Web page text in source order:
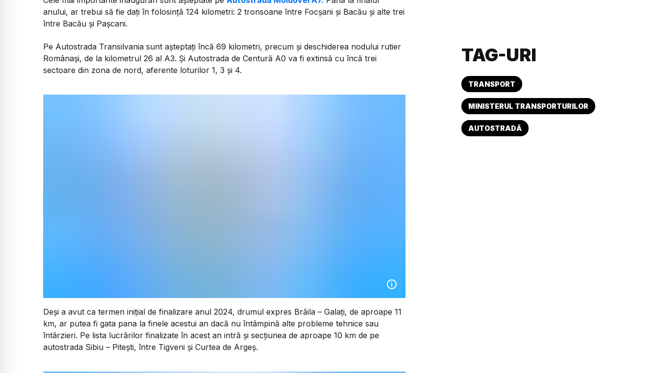
anului, ar trebui să fie dați în folosință 124 kilometri: 2 tronsoane între Focșani și Bacău și alte trei
între Bacău și Pașcani.
Pe Autostrada Transilvania sunt așteptați încă 69 kilometri, precum și deschiderea nodului rutier
Românași, de la kilometrul 26 al A3. Și Autostrada de Centură A0 va fi extinsă cu încă trei
sectoare din zona de nord, aferente loturilor 1, 3 și 4.
Deși a avut ca termen inițial de finalizare anul 2024, drumul expres Brăila – Galați, de aproape 11
km, ar putea fi gata pana la finele acestui an dacă nu întâmpină alte probleme tehnice sau
întârzieri. Pe lista lucrărilor finalizate în acest an intră și secțiunea de aproape 10 km de pe
autostrada Sibiu – Pitești, între Tigveni și Curtea de Argeș.
TAG-URI
TRANSPORT
MINISTERUL TRANSPORTURILOR
AUTOSTRADĂ